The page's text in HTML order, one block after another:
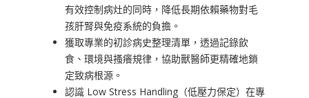
有效控制病灶的同時，降低長期依賴藥物對毛
孩肝腎與免疫系統的負擔。
獲取專業的初診病史整理清單，透過記錄飲
食、環境與搔癢規律，協助獸醫師更精確地鎖
定致病根源。
認識 Low Stress Handling（低壓力保定）在專